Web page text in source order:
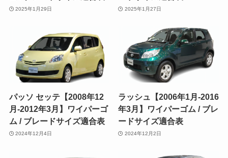
2025年1月29日 2025年1月27日
パッソ セッテ【2008年12
月-2012年3月】ワイパーゴ
ム / ブレードサイズ適合表
2024年12月4日
ラッシュ【2006年1月-2016
年3月】ワイパーゴム / ブレ
ードサイズ適合表
2024年12月2日